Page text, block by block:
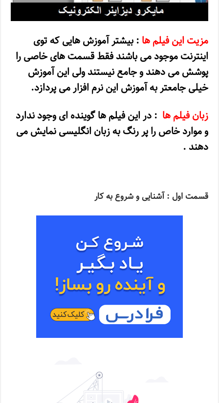
مزیت این فیلم ها : بیشتر آموزش هایی که توی
اینترنت موجود می باشند فقط قسمت های خاصی را
پوشش می دهند و جامع نیستند ولی این آموزش
خیلی جامعتر به آموزش این نرم افزار می پردازد.
زبان فیلم ها : در این فیلم ها گوینده ای وجود ندارد
و موارد خاص را پر رنگ به زبان انگلیسی نمایش می
دهند .
قسمت اول : آشنایی و شروع به کار